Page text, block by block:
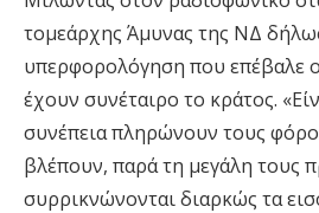
τομεάρχης Άμυνας της ΝΔ
υπερφορολόγηση που επέβαλε
έχουν συνέταιρο το κράτος.
συνέπεια πληρώνουν τους
βλέπουν, παρά τη μεγάλη τους
συρρικνώνονται διαρκώς τα